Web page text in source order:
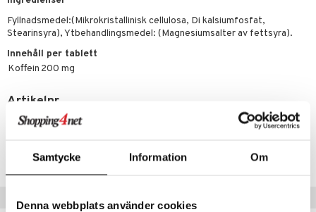
Samtycke Information Om
Denna webbplats använder cookies
Fyllnadsmedel:(Mikrokristallinisk cellulosa, Di kalsiumfosfat,
Stearinsyra), Ytbehandlingsmedel: (Magnesiumsalter av fettsyra).
Innehåll per tablett
Koffein 200 mg
Artikelnr
HK0ZA-SK-100
Lägsta pris senaste 30 dagarna: 75 kr
dusch & tvål
oljor